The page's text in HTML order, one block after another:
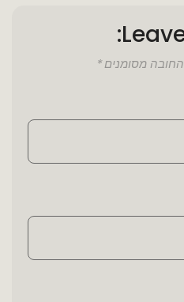
מסומנים*